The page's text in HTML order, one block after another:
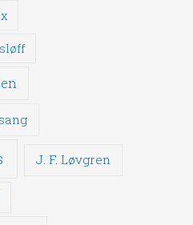
J. F. Løvgren